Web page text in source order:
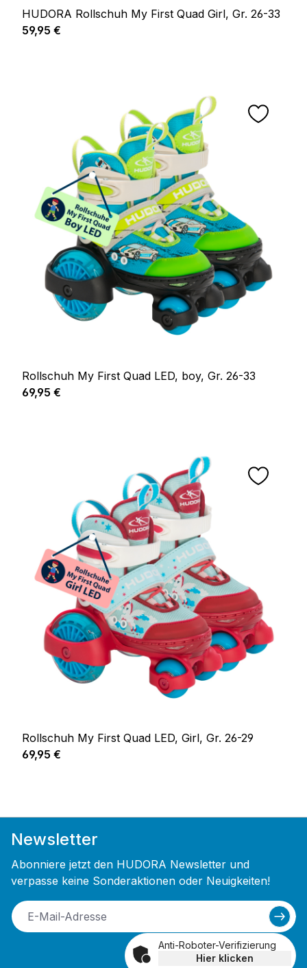
HUDORA Rollschuh My First Quad Girl, Gr. 26-33
Regulärer Preis:
59,95 €
Rollschuh My First Quad LED, boy, Gr. 26-33
Regulärer Preis:
69,95 €
Rollschuh My First Quad LED, Girl, Gr. 26-29
Regulärer Preis:
69,95 €
Newsletter
Abonniere jetzt den HUDORA Newsletter und
verpasse keine Sonderaktionen oder Neuigkeiten!
Anti-Roboter-Verifizierung
Hier klicken